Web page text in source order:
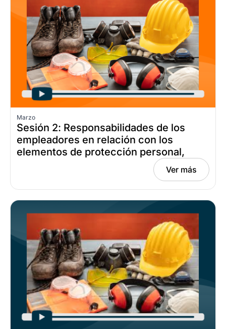
Marzo
Sesión 2: Responsabilidades de los
empleadores en relación con los
elementos de protección personal,
Ver más